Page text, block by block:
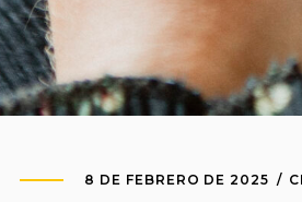
8 DE FEBRERO DE 2025